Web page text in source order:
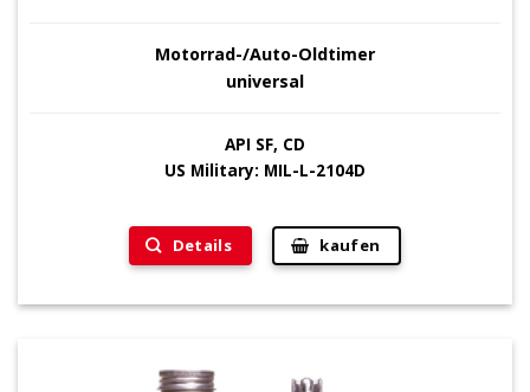
Motorrad-/Auto-Oldtimer
universal
API SF, CD
US Military: MIL-L-2104D
Details kaufen